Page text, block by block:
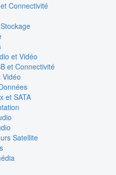
Connectivité
et Vidéo
et Connectivité
Vidéo
et SATA
Satellite